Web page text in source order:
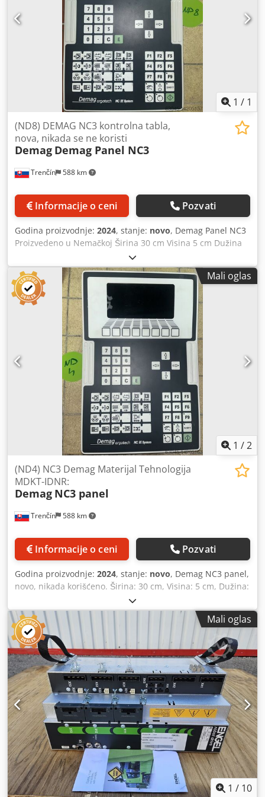
1 / 1
Trenčín 588 km
(ND8) DEMAG NC3 kontrolna tabla,
nova, nikada se ne koristi
Demag Demag Panel NC3
Informacije o ceni Pozvati
Godina proizvodnje: 2024, stanje: novo, Demag Panel NC3
Proizvedeno u Nemačkoj Širina 30 cm Visina 5 cm Dužina
50 cm TIP: 6EJ5 398-0DE14 Cedpfx Akjqvuigjijrf
Mali oglas
1 /2
Trenčín 588 km
(ND4) NC3 Demag Materijal Tehnologija
MDKT-IDNR:
Demag NC3 panel
Informacije o ceni Pozvati
Godina proizvodnje: 2024, stanje: novo, Demag NC3 panel,
novo, nikada korišćeno. Širina: 30 cm, Visina: 5 cm, Dužina:
Mali oglas
1 / 10